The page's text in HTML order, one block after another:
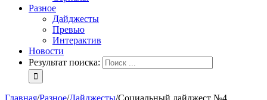
Разное
Дайджесты
Превью
Интерактив
Новости
Результат поиска:
Главная/Разное/Дайджесты/Социальный дайджест №4